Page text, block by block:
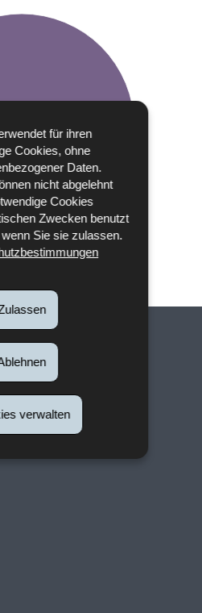
für ihren
Cookies, ohne
Daten.
nicht abgelehnt
Cookies
Zwecken benutzt
Sie sie zulassen.
verwalten
16/12/2021